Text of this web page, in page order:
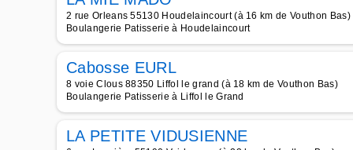
2 rue Orleans 55130 Houdelaincourt (à 16 km de Vouthon Bas)
Boulangerie Patisserie à Houdelaincourt
Cabosse EURL
8 voie Clous 88350 Liffol le grand (à 18 km de Vouthon Bas)
Boulangerie Patisserie à Liffol le Grand
LA PETITE VIDUSIENNE